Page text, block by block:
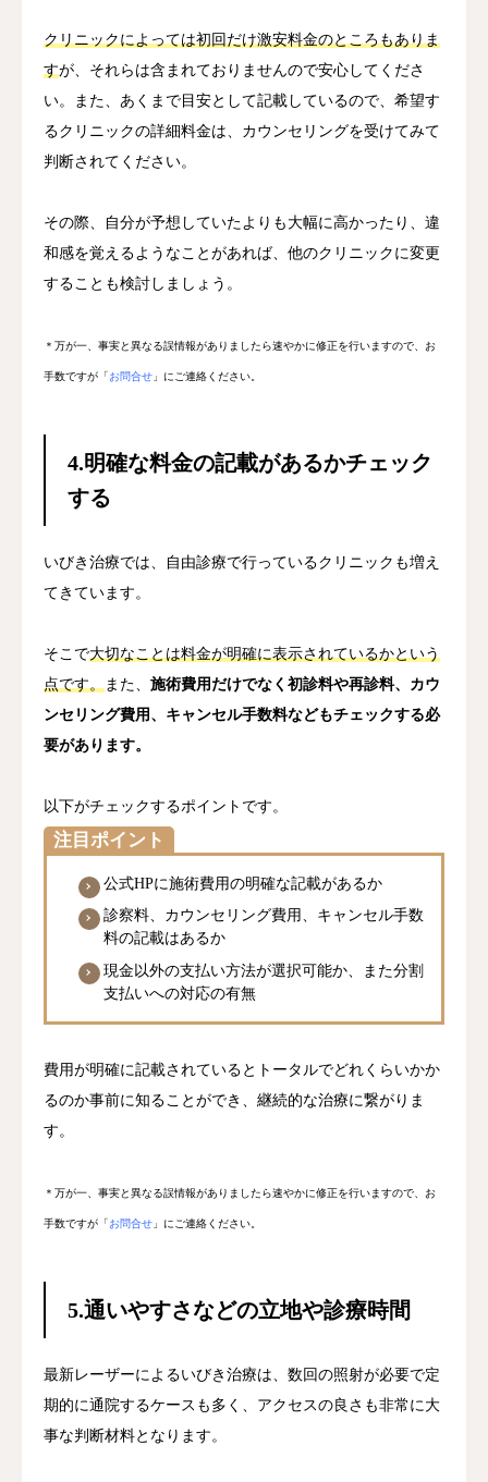
クリニックによっては初回だけ激安料金のところもありま
すが、それらは含まれておりませんので安心してくださ
い。また、あくまで目安として記載しているので、希望す
るクリニックの詳細料金は、カウンセリングを受けてみて
判断されてください。
その際、自分が予想していたよりも大幅に高かったり、違
和感を覚えるようなことがあれば、他のクリニックに変更
することも検討しましょう。
＊万が一、事実と異なる誤情報がありましたら速やかに修正を行いますので、お
手数ですが「お問合せ 」にご連絡ください。
4.明確な料金の記載があるかチェック
する
いびき治療では、自由診療で行っているクリニックも増え
てきています。
そこで大切なことは料金が明確に表示されているかという
点です。
また、 施術費用だけでなく初診料や再診料、カウ
ンセリング費用、キャンセル手数料などもチェックする必
要があります。
以下がチェックするポイントです。
注目ポイント
公式HPに施術費用の明確な記載があるか
診察料、カウンセリング費用、キャンセル手数
料の記載はあるか
現金以外の支払い方法が選択可能か、また分割
支払いへの対応の有無
費用が明確に記載されているとトータルでどれくらいかか
るのか事前に知ることができ、継続的な治療に繋がりま
す。
＊万が一、事実と異なる誤情報がありましたら速やかに修正を行いますので、お
手数ですが「お問合せ 」にご連絡ください。
5.通いやすさなどの立地や診療時間
最新レーザーによるいびき治療は、数回の照射が必要で定
期的に通院するケースも多く、アクセスの良さも非常に大
事な判断材料となります。